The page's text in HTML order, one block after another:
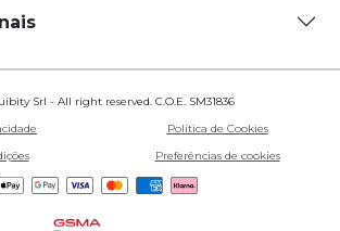
Srl - All right reserved. C.O.E. SM31836
Política de Cookies
Preferências de cookies